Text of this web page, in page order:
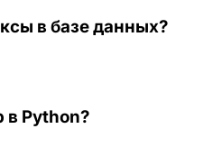
в базе данных?
в Python?